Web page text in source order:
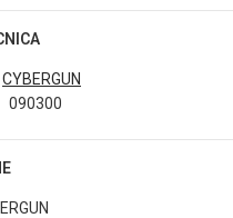
CYBERGUN
090300